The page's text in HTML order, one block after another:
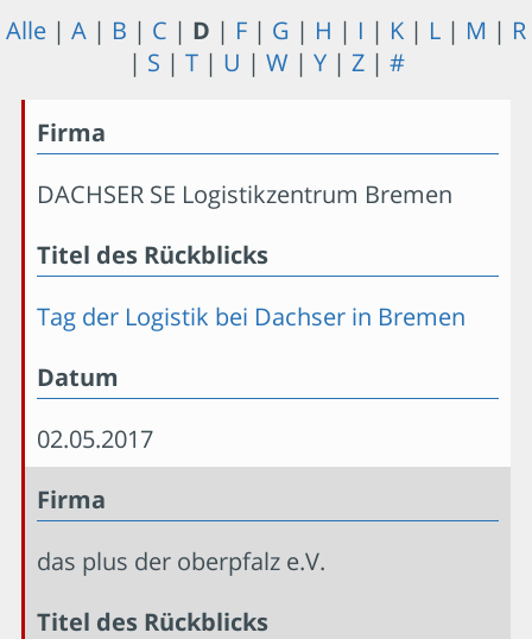
Alle | A | B | C | D | F | G | H | I | K | L | M | R
| S | T| U | W | Y| Z| #
Firma
DACHSER SE Logistikzentrum Bremen
Titel des Rückblicks
Tag der Logistik bei Dachser in Bremen
Datum
02.05.2017
Firma
das plus der oberpfalz e.V.
Titel des Rückblicks